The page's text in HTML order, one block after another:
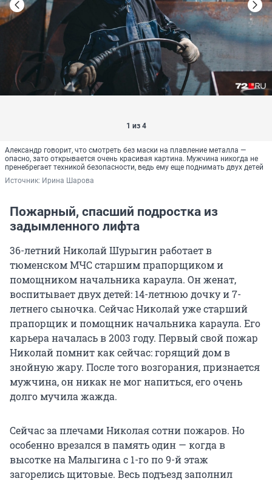
1 из 4
Александр говорит, что смотреть без маски на плавление металла —
опасно, зато открывается очень красивая картина. Мужчина никогда не
пренебрегает техникой безопасности, ведь ему еще поднимать двух детей
Источник: Ирина Шарова
Пожарный, спасший подростка из
задымленного лифта
36-летний Николай Шурыгин работает в
тюменском МЧС старшим прапорщиком и
помощником начальника караула. Он женат,
воспитывает двух детей: 14-летнюю дочку и 7-
летнего сыночка. Сейчас Николай уже старший
прапорщик и помощник начальника караула. Его
карьера началась в 2003 году. Первый свой пожар
Николай помнит как сейчас: горящий дом в
знойную жару. После того возгорания, признается
мужчина, он никак не мог напиться, его очень
долго мучила жажда.
Сейчас за плечами Николая сотни пожаров. Но
особенно врезался в память один — когда в
высотке на Малыгина с 1-го по 9-й этаж
загорелись щитовые. Весь подъезд заполнил